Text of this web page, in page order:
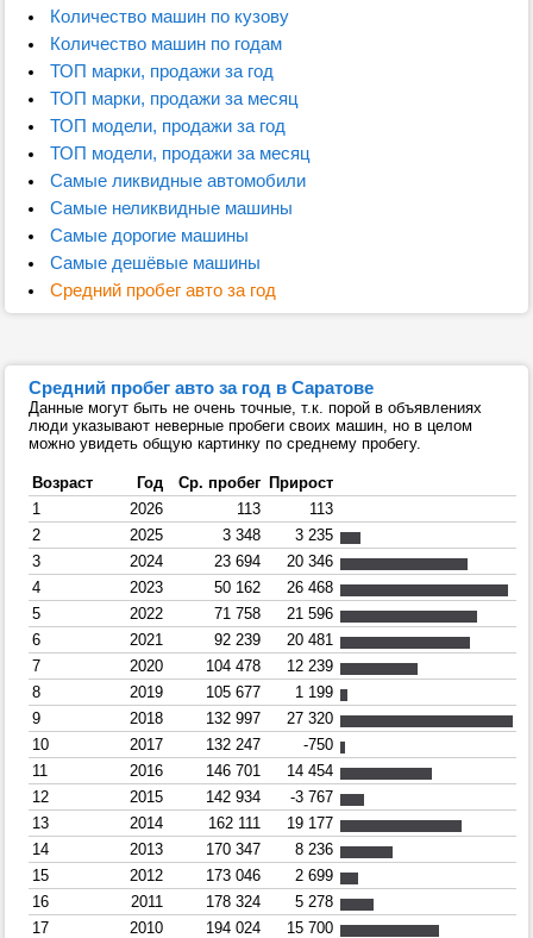
Количество машин по кузову
Количество машин по годам
ТОП марки, продажи за год
ТОП марки, продажи за месяц
ТОП модели, продажи за год
ТОП модели, продажи за месяц
Самые ликвидные автомобили
Самые неликвидные машины
Самые дорогие машины
Самые дешёвые машины
Средний пробег авто за год
Средний пробег авто за год в Саратове
Данные могут быть не очень точные, т.к. порой в объявлениях
люди указывают неверные пробеги своих машин, но в целом
можно увидеть общую картинку по среднему пробегу.
Возраст Год Ср. пробег Прирост
1
2026 113
113
2
2025 3 348
3 235
3
2024 23 694
20 346
4
2023 50 162
26 468
5
2022 71 758
21 596
6
2021 92 239
20 481
7
2020 104 478
12 239
8
2019 105 677
1 199
9
2018 132 997
27 320
10
2017 132 247
-750
11
2016 146 701
14 454
12
2015 142 934
-3 767
13
2014 162 111
19 177
14
2013 170 347
8 236
15
2012 173 046
2 699
16
2011 178 324
5 278
17
2010 194 024
15 700